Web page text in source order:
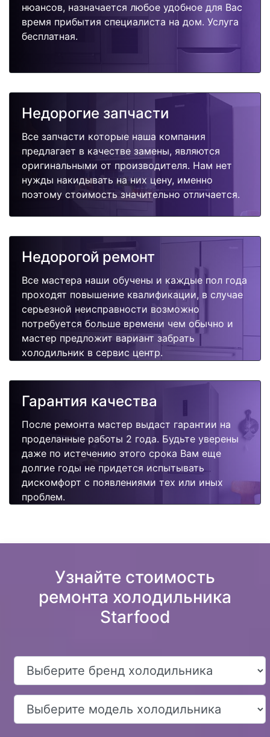
нюансов, назначается любое удобное для Вас
время прибытия специалиста на дом. Услуга
бесплатная.
Недорогие запчасти
Все запчасти которые наша компания
предлагает в качестве замены, являются
оригинальными от производителя. Нам нет
нужды накидывать на них цену, именно
поэтому стоимость значительно отличается.
Недорогой ремонт
Все мастера наши обучены и каждые пол года
проходят повышение квалификации, в случае
серьезной неисправности возможно
потребуется больше времени чем обычно и
мастер предложит вариант забрать
холодильник в сервис центр.
Гарантия качества
После ремонта мастер выдаст гарантии на
проделанные работы 2 года. Будьте уверены
даже по истечению этого срока Вам еще
долгие годы не придется испытывать
дискомфорт с появлениями тех или иных
проблем.
Узнайте стоимость
ремонта холодильника
Starfood